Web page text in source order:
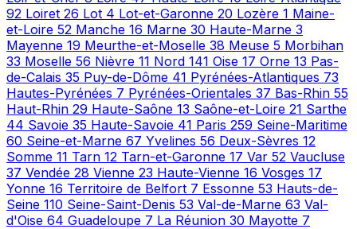
92 Loiret 26 Lot 4 Lot-et-Garonne 20 Lozère 1 Maine-
et-Loire 52 Manche 16 Marne 30 Haute-Marne 3
Mayenne 19 Meurthe-et-Moselle 38 Meuse 5 Morbihan
33 Moselle 56 Nièvre 11 Nord 141 Oise 17 Orne 13 Pas-
de-Calais 35 Puy-de-Dôme 41 Pyrénées-Atlantiques 73
Hautes-Pyrénées 7 Pyrénées-Orientales 37 Bas-Rhin 55
Haut-Rhin 29 Haute-Saône 13 Saône-et-Loire 21 Sarthe
44 Savoie 35 Haute-Savoie 41 Paris 259 Seine-Maritime
60 Seine-et-Marne 67 Yvelines 56 Deux-Sèvres 12
Somme 11 Tarn 12 Tarn-et-Garonne 17 Var 52 Vaucluse
37 Vendée 28 Vienne 23 Haute-Vienne 16 Vosges 17
Yonne 16 Territoire de Belfort 7 Essonne 53 Hauts-de-
Seine 110 Seine-Saint-Denis 53 Val-de-Marne 63 Val-
d'Oise 64 Guadeloupe 7 La Réunion 30 Mayotte 7